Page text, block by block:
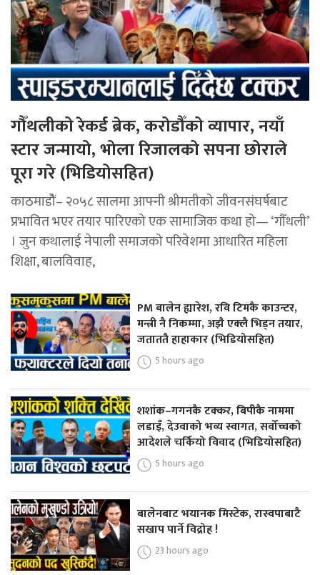
गौँथलीको रेकर्ड ब्रेक, करोडौँको व्यापार, नयाँ
स्टार जन्मायो, भोला रिजालको सपना छोराले
पूरा गरे (भिडियोसहित)
काठमाडोैं– २०५८ सालमा आफ्नी श्रीमतीको जीवनसंघर्षबाट
प्रभावित भएर तयार पारिएको एक सामाजिक कथा हो— ‘गौँथली’
। जुन कथालाई नेपाली समाजको परिवेशमा आधारित महिला
शिक्षा, बालविवाह,
PM बालेन ह्यारेश, रवि टिमकै काउन्टर,
मन्त्री नै निकम्मा, अझै एक्लै भिड्न तयार,
जताततै हाहाकार (भिडियोसहित)
5 hours ago
शशांक–गगनकै टक्कर, बिपीकै नाममा
लडाइँ, देउवाको भव्य स्वागत, सर्वोच्चको
आदेशले चर्कियो विवाद (भिडियोसहित)
5 hours ago
बालेनबाट भयानक मिस्टेक, रास्वपाबाटै
सखाप पार्ने विद्रोह !
23 hours ago